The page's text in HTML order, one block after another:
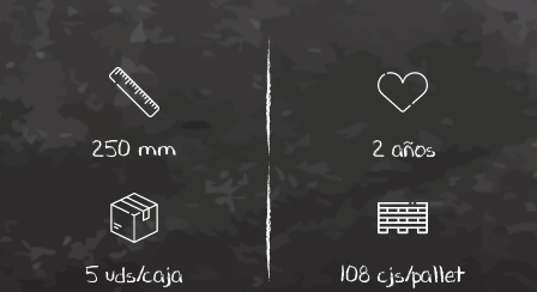
250 mm 2 años
5 uds/caja 108 cjs/pallet